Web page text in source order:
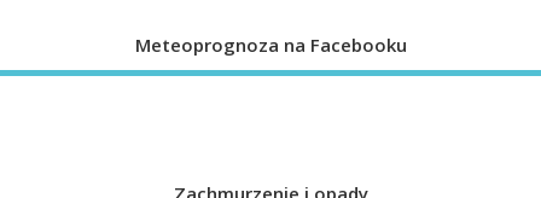
Meteoprognoza na Facebooku
Zachmurzenie i opady